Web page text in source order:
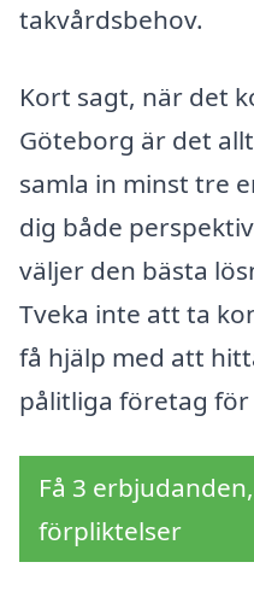
takvårdsbehov.
Kort sagt, när det
Göteborg är det
samla in minst tre
dig både
väljer den bästa
Tveka inte att ta
få hjälp med att
pålitliga företag
Få 3
förpliktelser